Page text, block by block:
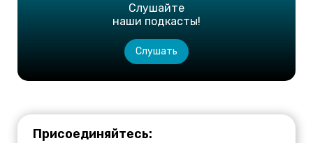
Слушайте
наши подкасты!
Слушать
Присоединяйтесь: